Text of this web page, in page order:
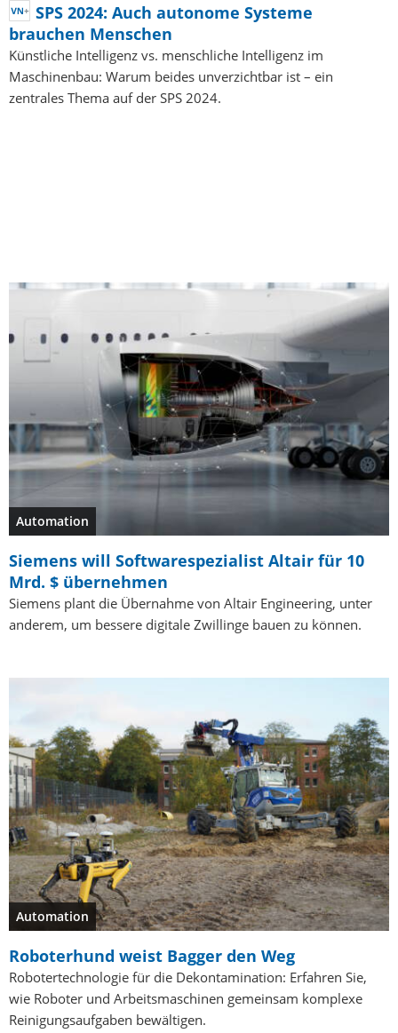
SPS 2024: Auch autonome Systeme
brauchen Menschen
Künstliche Intelligenz vs. menschliche Intelligenz im
Maschinenbau: Warum beides unverzichtbar ist – ein
zentrales Thema auf der SPS 2024.
Automation
Siemens will Softwarespezialist Altair für 10
Mrd. $ übernehmen
Siemens plant die Übernahme von Altair Engineering, unter
anderem, um bessere digitale Zwillinge bauen zu können.
Automation
Roboterhund weist Bagger den Weg
Robotertechnologie für die Dekontamination: Erfahren Sie,
wie Roboter und Arbeitsmaschinen gemeinsam komplexe
Reinigungsaufgaben bewältigen.